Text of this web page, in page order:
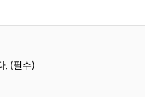
. (필수)